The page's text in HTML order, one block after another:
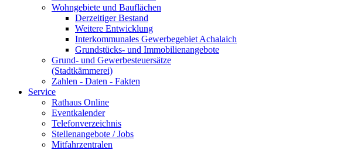
Wohngebiete und Bauflächen
Derzeitiger Bestand
Weitere Entwicklung
Interkommunales Gewerbegebiet Achalaich
Grundstücks- und Immobilienangebote
Grund- und Gewerbesteuersätze
(Stadtkämmerei)
Zahlen - Daten - Fakten
Service
Rathaus Online
Eventkalender
Telefonverzeichnis
Stellenangebote / Jobs
Mitfahrzentralen